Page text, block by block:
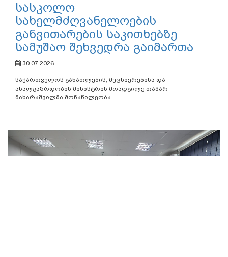
სასკოლო
სახელმძღვანელოების
განვითარების საკითხებზე
სამუშაო შეხვედრა გაიმართა
30.07.2026
საქართველოს განათლების, მეცნიერებისა და
ახალგაზრდობის მინისტრის მოადგილე თამარ
მახარაშვილმა მონაწილეობა...